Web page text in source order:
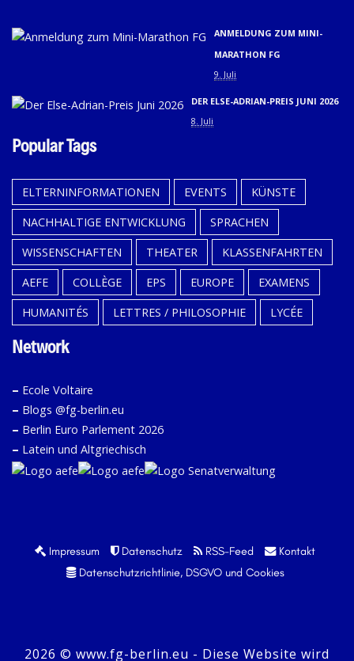
ANMELDUNG ZUM MINI-
MARATHON FG
9. Juli
DER ELSE-ADRIAN-PREIS JUNI 2026
8. Juli
Popular Tags
ELTERNINFORMATIONEN EVENTS
KÜNSTE
NACHHALTIGE ENTWICKLUNG
SPRACHEN
WISSENSCHAFTEN
THEATER
KLASSENFAHRTEN
AEFE
COLLÈGE EPS EUROPE
EXAMENS
HUMANITÉS
LETTRES / PHILOSOPHIE LYCÉE
Network
– Ecole Voltaire
– Blogs @fg-berlin.eu
– Berlin Euro Parlement 2026
– Latein und Altgriechisch
Impressum Datenschutz RSS-Feed
Kontakt
Datenschutzrichtlinie, DSGVO und Cookies
2026 © www.fg-berlin.eu - Diese Website wird